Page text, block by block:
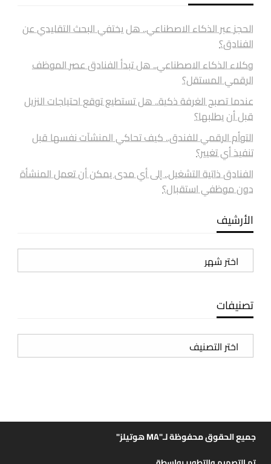
الحجز عبر الذكاء الاصطناعي.. هل يختفي البحث التقليدي عن
الفنادق؟
وكلاء الذكاء الاصطناعي.. هل تبدأ الفنادق عصر الموظف
الرقمي المستقل؟
عندما تصبح الغرفة ذكية.. هل تستطيع توقع احتياجات النزيل
قبل أن يطلبها؟
التوأم الرقمي للفندق.. كيف تحاكي المنشآت نفسها قبل
تنفيذ أي تغيير؟
الفنادق ذاتية التشغيل.. إلى أي مدى يمكن أن تعمل المنشأة
دون موظفي استقبال؟
الأرشيف
الأرشيف
تصنيفات
تصنيفات
جميع الحقوق محفوظة لـ"MA هوتيلز"